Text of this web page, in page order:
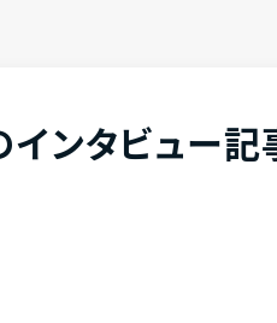
ンタビュー